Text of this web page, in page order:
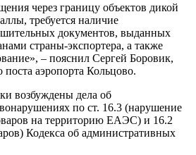
через границу объектов дикой
требуется наличие
документов, выданных
страны-экспортера, а также
– пояснил Сергей Боровик,
аэропорта Кольцово.
возбуждены дела об
по ст. 16.3 (нарушение
на территорию ЕАЭС) и 16.2
Кодекса об административных